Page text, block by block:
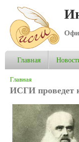
Главная
Вы здесь
Главная
ИСГИ проведет